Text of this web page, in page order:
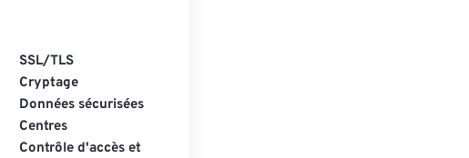
SSL/TLS
Cryptage
Données sécurisées
Centres
Contrôle d'accès et